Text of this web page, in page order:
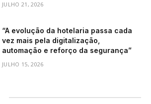
JULHO 21, 2026
“A evolução da hotelaria passa cada
vez mais pela digitalização,
automação e reforço da segurança”
JULHO 15, 2026